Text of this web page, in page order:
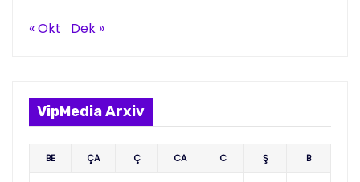
« Okt Dek »
VipMedia Arxiv
BE ÇA Ç CA C Ş B